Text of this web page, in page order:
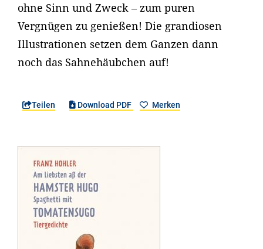
ohne Sinn und Zweck – zum puren
Vergnügen zu genießen! Die grandiosen
Illustrationen setzen dem Ganzen dann
noch das Sahnehäubchen auf!
Teilen Download PDF Merken